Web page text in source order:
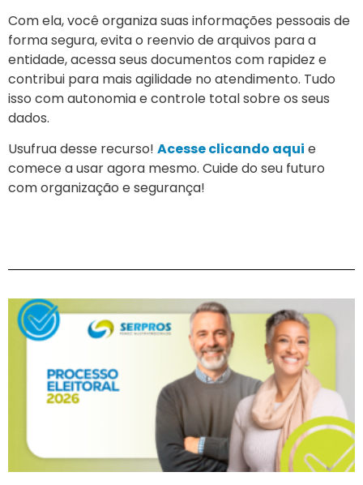
Com ela, você organiza suas informações pessoais de
forma segura, evita o reenvio de arquivos para a
entidade, acessa seus documentos com rapidez e
contribui para mais agilidade no atendimento. Tudo
isso com autonomia e controle total sobre os seus
dados.
Usufrua desse recurso! Acesse clicando aqui e
comece a usar agora mesmo. Cuide do seu futuro
com organização e segurança!